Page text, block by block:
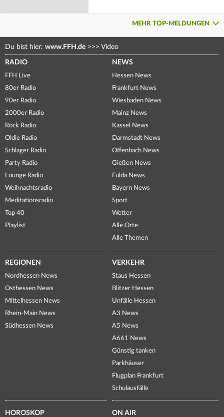
MEHR TOP-MELDUNGEN
Du bist hier: www.FFH.de >>> Video
RADIO
FFH Live
80er Radio
90er Radio
2000er Radio
Rock Radio
Oldie Radio
Schlager Radio
Party Radio
Lounge Radio
Weihnachtsradio
Meditationsradio
Top 40
Playlist
NEWS
Hessen News
Frankfurt News
Wiesbaden News
Mainz News
Kassel News
Darmstadt News
Offenbach News
Gießen News
Fulda News
Bayern News
Sport
Wetter
Alle Orte
Alle Themen
REGIONEN
Nordhessen News
Osthessen News
Mittelhessen News
Rhein-Main News
Südhessen News
VERKEHR
Staus Hessen
Blitzer Hessen
Unfälle Hessen
A3 News
A5 News
A661 News
Günstig tanken
Parkhäuser
Flugplan Frankfurt
Schulausfälle
HOROSKOP ON AIR